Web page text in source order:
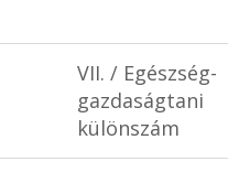
VII. / Egészség-
gazdaságtani
különszám